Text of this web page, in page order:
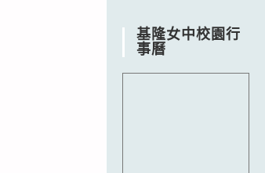
基隆女中校園行
事曆